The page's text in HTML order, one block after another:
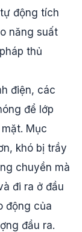
động tích
năng suất
thủ
điện, các
để lớp
Mục
khó bị trầy
chuyền mà
đi ra ở đầu
động của
đầu ra.